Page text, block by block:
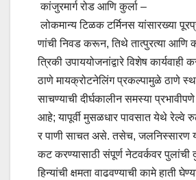
कांजुरमार्ग रोड आणि कुर्ला –
लोकमान्य टिळक टर्मिनस यांसारख्या
णांची निवड करून, तिथे तात्पुरत्या आणि
त्रिकी उपाययोजनांद्वारे विशेष कार्यवाही
ठाणे मायक्रोटनेलिंग प्रकल्पामुळे ठाणे
साचण्याची दीर्घकालीन समस्या
आहे; यापूर्वी मुसळधार पावसात येथे रेल्वे
र पाणी साचत असे. तसेच, जलनिस्सारण
कट करण्यासाठी संपूर्ण नेटवर्कवर
हिन्यांची क्षमता वाढवण्याची कामे हाती